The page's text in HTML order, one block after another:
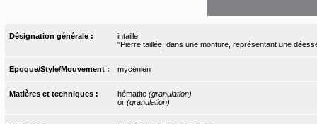
Désignation générale :
intaille
"Pierre taillée, dans une monture, représentant une
Epoque/Style/Mouvement : mycénien
Matières et techniques : hématite (granulation)
or (granulation)